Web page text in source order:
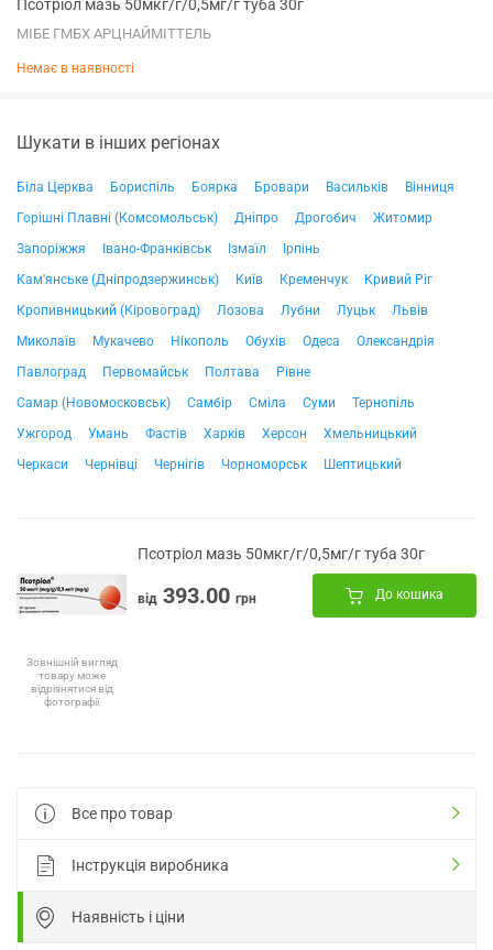
Псотріол мазь 50мкг/г/0,5мг/г туба 30г
МІБЕ ГМБХ АРЦНАЙМІТТЕЛЬ
Немає в наявності
Шукати в інших регіонах
Біла Церква Бориспіль Боярка Бровари Васильків
Вінниця
Горішні Плавні (Комсомольськ)
Дніпро Дрогобич
Житомир
Запоріжжя
Івано-Франківськ Ізмаїл
Ірпінь
Кам'янське (Дніпродзержинськ)
Київ Кременчук
Кривий Ріг
Кропивницький (Кіровоград)
Лозова Лубни Луцьк
Львів
Миколаїв
Мукачево Нікополь Обухів Одеса
Олександрія
Павлоград
Первомайськ Полтава
Рівне
Самар (Новомосковськ)
Самбір Сміла Суми
Тернопіль
Ужгород
Умань Фастів Харків Херсон
Хмельницький
Черкаси
Чернівці Чернігів Чорноморськ Шептицький
Зовнішній вигляд
товару може
відрізнятися від
фотографії
Псотріол мазь 50мкг/г/0,5мг/г туба 30г
від 393.00 грн До кошика
Все про товар
Інструкція виробника
Наявність і ціни